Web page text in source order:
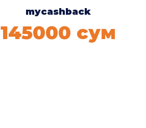
mycashback
145000 сум